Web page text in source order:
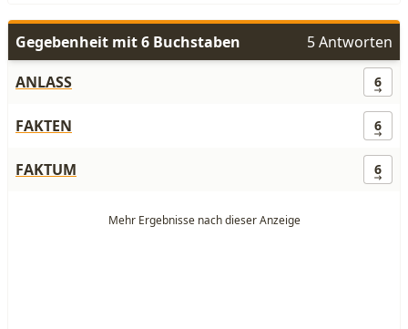
Gegebenheit mit 6 Buchstaben
5 Antworten
ANLASS
6
FAKTEN 6
FAKTUM 6